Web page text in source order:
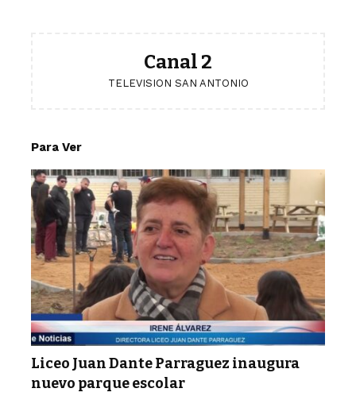
Canal 2
TELEVISION SAN ANTONIO
Para Ver
Liceo Juan Dante Parraguez inaugura
nuevo parque escolar